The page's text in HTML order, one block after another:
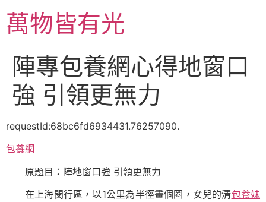
主萬物皆有光
陣專包養網心得地窗口
強 引領更無力
requestId:68bc6fd6934431.76257090.
包養網
原題目：陣地窗口強 引領更無力
在上海閔行區，以1公里為半徑畫個圈，女兒的清包養妹